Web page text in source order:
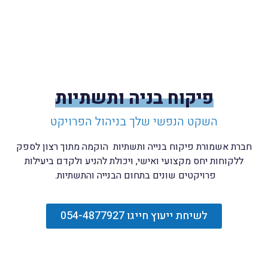
פיקוח בניה ותשתיות
השקט הנפשי שלך בניהול הפרויקט
חברת אשמורת פיקוח בנייה ותשתיות הוקמה מתוך רצון לספק
ללקוחות יחס מקצועי ואישי, ויכולת להניע ולקדם ביעילות
פרויקטים שונים בתחום הבנייה והתשתיות.
לשיחת ייעוץ חייגו 054-4877927